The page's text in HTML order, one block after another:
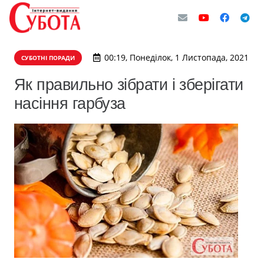
СУБОТНІ ПОРАДИ 00:19, Понеділок, 1 Листопада, 2021
Як правильно зібрати і зберігати
насіння гарбуза